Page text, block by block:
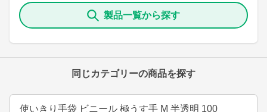
製品一覧から探す
同じカテゴリーの商品を探す
使いきり手袋 ビニール 極うす手 M 半透明 100